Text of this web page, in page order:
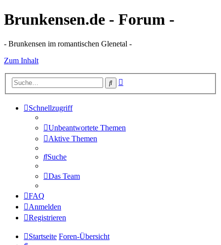
Brunkensen.de - Forum -
- Brunkensen im romantischen Glenetal -
Zum Inhalt
Suche
Schnellzugriff
Unbeantwortete Themen
Aktive Themen
Suche
Das Team
FAQ
Anmelden
Registrieren
Startseite Foren-Übersicht